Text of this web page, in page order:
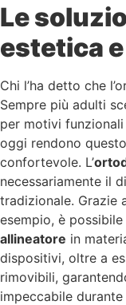
Le
estetica
Chi l’ha detto che
Sempre più adulti
per motivi
oggi rendono
confortevole. L’
necessariamente il
tradizionale. Grazie
esempio, è
allineatore in
dispositivi, oltre a
rimovibili,
impeccabile